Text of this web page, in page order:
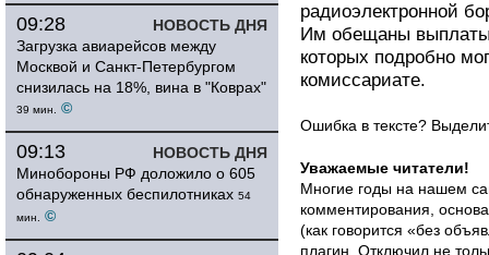
НОВОСТЬ ДНЯ
09:28
Загрузка авиарейсов между
Москвой и Санкт-Петербургом
снизилась на 18%, вина в "Коврах"
39 мин. ©
НОВОСТЬ ДНЯ
09:13
Минобороны РФ доложило о 605
обнаруженных беспилотниках 54
мин.
©
радиоэлектронной
Им обещаны
которых подробно
комиссариате.
Ошибка в тексте?
Уважаемые читатели!
Многие годы на нашем
комментирования,
(как говорится «без
плагин . Отключил не